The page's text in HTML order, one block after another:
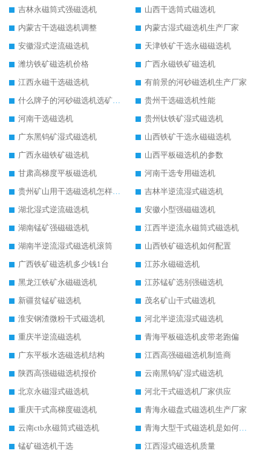
吉林永磁筒式强磁选机
山西干选筒式磁选机
内蒙古干选磁选机调整
内蒙古湿式磁选机生产厂家
安徽湿式逆流磁选机
天津铁矿干选永磁磁选机
潍坊铁矿磁选机价格
广西永磁铁矿磁选机
江西永磁干选磁选机
有前景的河砂磁选机生产厂家
什么牌子的河砂磁选机选矿效果好
贵州干选磁选机性能
河南干选磁选机
贵州钛铁矿湿式磁选机
广东黑钨矿湿式磁选机
山西铁矿干选永磁磁选机
广西永磁铁矿磁选机
山西平板磁选机的参数
甘肃高梯度平板磁选机
河南干选专用磁选机
贵州矿山用干选磁选机怎样调磁
吉林半逆流湿式磁选机
湖北湿式逆流磁选机
安徽小型强磁磁选机
湖南锰矿强磁磁选机
江西半逆流永磁筒式磁选机
湖南半逆流湿式磁选机滚筒
山西铁矿磁选机如何配置
广西铁矿磁选机多少钱1台
江苏永磁磁选机
黑龙江铁矿永磁磁选机
江苏锰矿选别强磁选机
新疆贫锰矿磁选机
茂名矿山干式磁选机
淮安钢渣微粉干式磁选机
河北半逆流湿式磁选机
重庆半逆流磁选机
青海平板磁选机皮带老跑偏
广东平板水选磁选机结构
江西高强磁磁选机制造商
陕西高强磁磁选机报价
云南黑钨矿湿式磁选机
北京永磁湿式磁选机
河北干式磁选机厂家供应
重庆干式高梯度磁选机
青海永磁盘式磁选机生产厂家
云南ctb永磁筒式磁选机
青海大型干式磁选机是如何选矿的
锰矿磁选机干选
江西湿式磁选机质量